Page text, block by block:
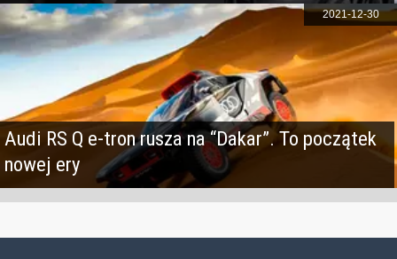
Audi RS Q e-tron rusza na “Dakar”. To początek
nowej ery
2021-12-30